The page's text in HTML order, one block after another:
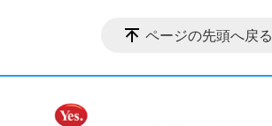
ページの先頭へ戻る